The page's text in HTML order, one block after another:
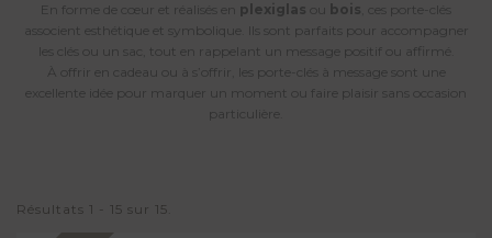
En forme de cœur et réalisés en plexiglas ou bois , ces porte-clés
associent esthétique et symbolique. Ils sont parfaits pour accompagner
les clés ou un sac, tout en rappelant un message positif ou affirmé.
À offrir en cadeau ou à s’offrir, les porte-clés à message sont une
excellente idée pour marquer un moment ou faire plaisir sans occasion
particulière.
Résultats 1 - 15 sur 15.